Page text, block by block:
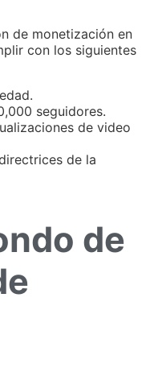
de monetización en
con los siguientes
seguidores.
de video
de la
de